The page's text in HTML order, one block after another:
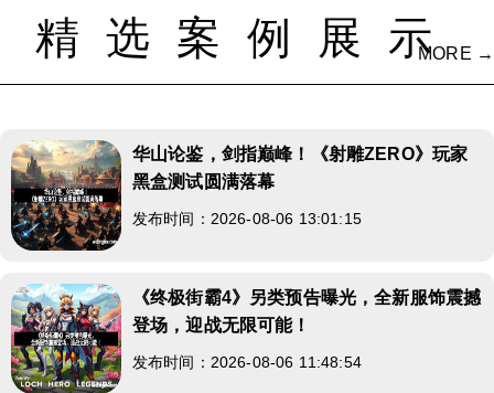
精选案例展示MORE →
华山论鉴，剑指巅峰！《射雕ZERO》玩家
黑盒测试圆满落幕
发布时间：2026-08-06 13:01:15
《终极街霸4》另类预告曝光，全新服饰震撼
登场，迎战无限可能！
发布时间：2026-08-06 11:48:54